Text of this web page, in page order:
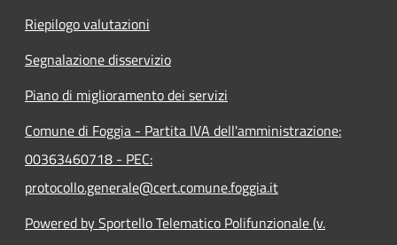
Riepilogo valutazioni
Segnalazione disservizio
Piano di miglioramento dei servizi
Comune di Foggia - Partita IVA dell'amministrazione:
00363460718 - PEC:
protocollo.generale@cert.comune.foggia.it
Powered by Sportello Telematico Polifunzionale (v.